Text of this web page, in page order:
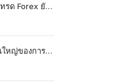
แจก 5 เทคนิคใช้เลเวอเรจเทรด Forex ยังไงไม่ให้พอร์ตแตก
จากเหตุการณ์จริงสู่บทเรียนใหญ่ของการขาดสภาพคล่อง （Illiquidity)